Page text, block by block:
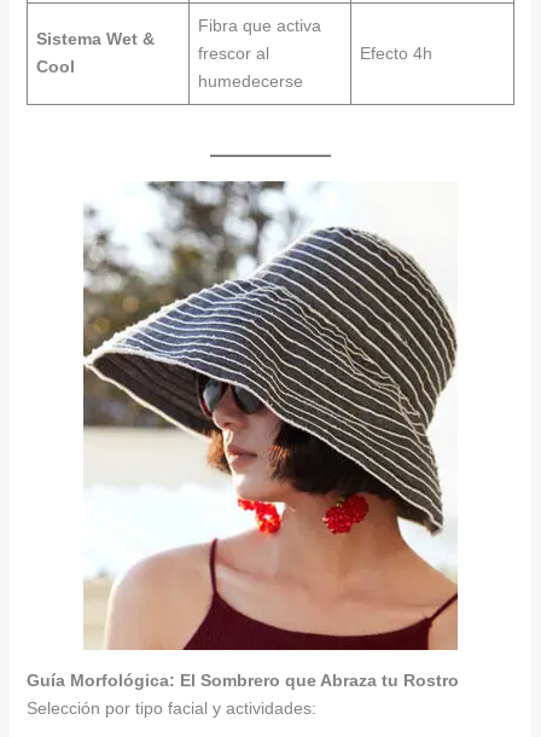
Sistema Wet &
Cool
Fibra que activa
frescor al
humedecerse
Efecto 4h
Guía Morfológica: El Sombrero que Abraza tu Rostro
Selección por tipo facial y actividades: